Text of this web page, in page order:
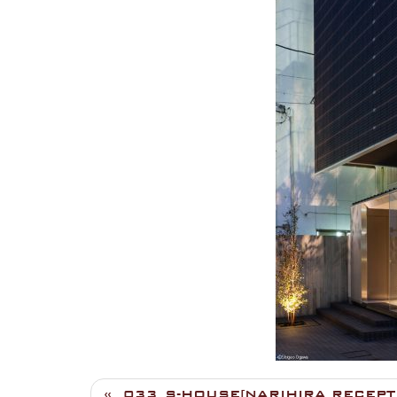
033_S-HOUSE[NARIHIRA